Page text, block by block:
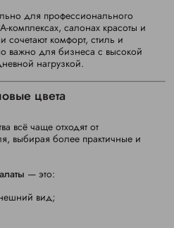
для профессионального
комплексах, салонах красоты и
комфорт, стиль и
важно для бизнеса с высокой
нагрузкой.
цвета
всё чаще отходят от
выбирая более практичные и
— это:
вид;